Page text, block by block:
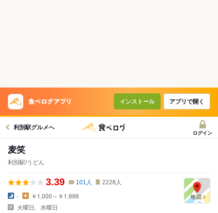
インストール アプリで開く
利別駅グルメへ
ログイン
麦笑
利別駅/うどん
3.39 101 人 2228 人
-
￥1,000～￥1,999
火曜日、水曜日